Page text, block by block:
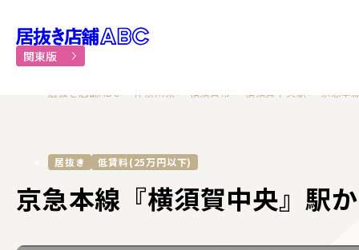
居抜き物件・貸店舗での飲
関東版
居抜き店舗ABC 神奈川県 横須賀市 横須賀中央駅 京急本
居抜き 低賃料(25万円以下)
京急本線『横須賀中央』駅